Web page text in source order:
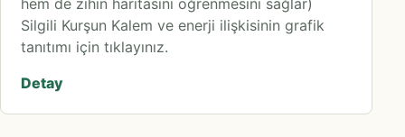
hem de zihin haritasını öğrenmesini sağlar)
Silgili Kurşun Kalem ve enerji ilişkisinin grafik
tanıtımı için tıklayınız.
Detay